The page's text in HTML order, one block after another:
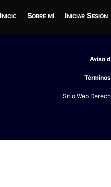
Inicio Sobre mí Iniciar Sesión
Aviso
Sitio Web